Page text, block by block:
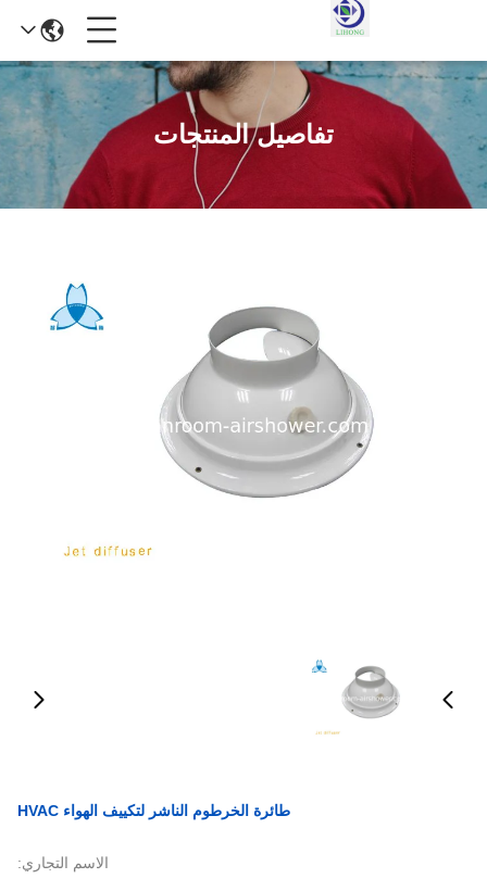
تفاصيل المنتجات
طائرة الخرطوم الناشر لتكييف الهواء HVAC
الاسم التجاري: